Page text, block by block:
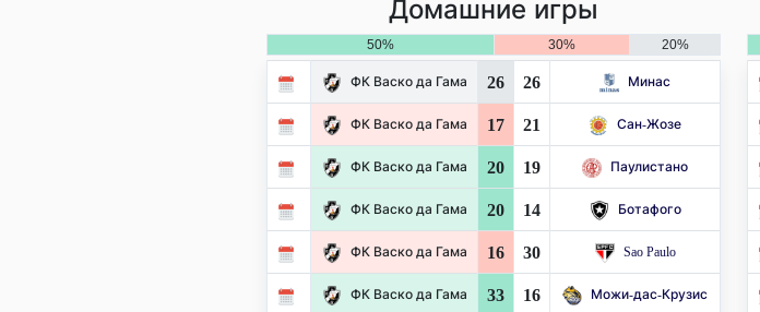
Домашние игры
50% 30% 20%
ФК Васко да Гама 26 26 Минас
ФК Васко да Гама 17 21 Сан-Жозе
ФК Васко да Гама 20 19 Паулистано
ФК Васко да Гама 20 14 Ботафого
ФК Васко да Гама 16 30 Sao Paulo
ФК Васко да Гама 33 16 Можи-дас-Крузис